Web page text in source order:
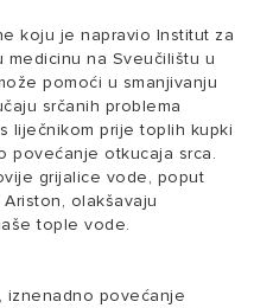
koju je napravio Institut za
na Sveučilištu u
pomoći u smanjivanju
srčanih problema
liječnikom prije toplih kupki
povećanje otkucaja srca.
grijalice vode, poput
olakšavaju
tople vode.
iznenadno povećanje